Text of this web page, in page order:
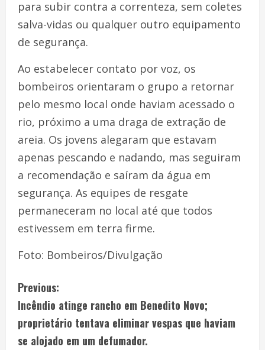
para subir contra a correnteza, sem coletes
salva-vidas ou qualquer outro equipamento
de segurança.
Ao estabelecer contato por voz, os
bombeiros orientaram o grupo a retornar
pelo mesmo local onde haviam acessado o
rio, próximo a uma draga de extração de
areia. Os jovens alegaram que estavam
apenas pescando e nadando, mas seguiram
a recomendação e saíram da água em
segurança. As equipes de resgate
permaneceram no local até que todos
estivessem em terra firme.
Foto: Bombeiros/Divulgação
Previous:
Incêndio atinge rancho em Benedito Novo;
proprietário tentava eliminar vespas que haviam
se alojado em um defumador.